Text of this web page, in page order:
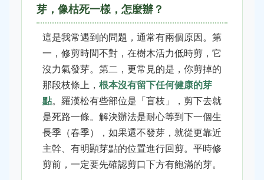
芽，像枯死一樣，怎麼辦？
這是我常遇到的問題，通常有兩個原因。第
一，修剪時間不對，在樹木活力低時剪，它
沒力氣發芽。第二，更常見的是，你剪掉的
那段枝條上， 根本沒有留下任何健康的芽
點。羅漢松有些部位是「盲枝」，剪下去就
是死路一條。解決辦法是耐心等到下一個生
長季（春季），如果還不發芽，就從更靠近
主幹、有明顯芽點的位置進行回剪。平時修
剪前，一定要先確認剪口下方有飽滿的芽。